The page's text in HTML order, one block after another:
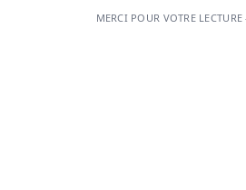
MERCI POUR VOTRE